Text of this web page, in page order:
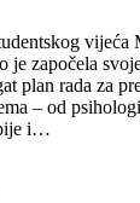
započela
plan rada za
– od
i…